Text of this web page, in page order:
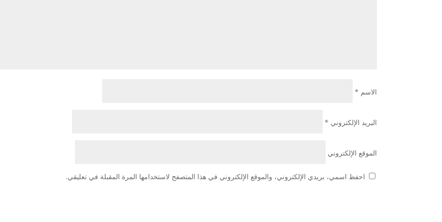
الاسم *
البريد الإلكتروني *
الموقع الإلكتروني
احفظ اسمي، بريدي الإلكتروني، والموقع الإلكتروني في هذا المتصفح لاستخدامها المرة المقبلة في تعليقي.